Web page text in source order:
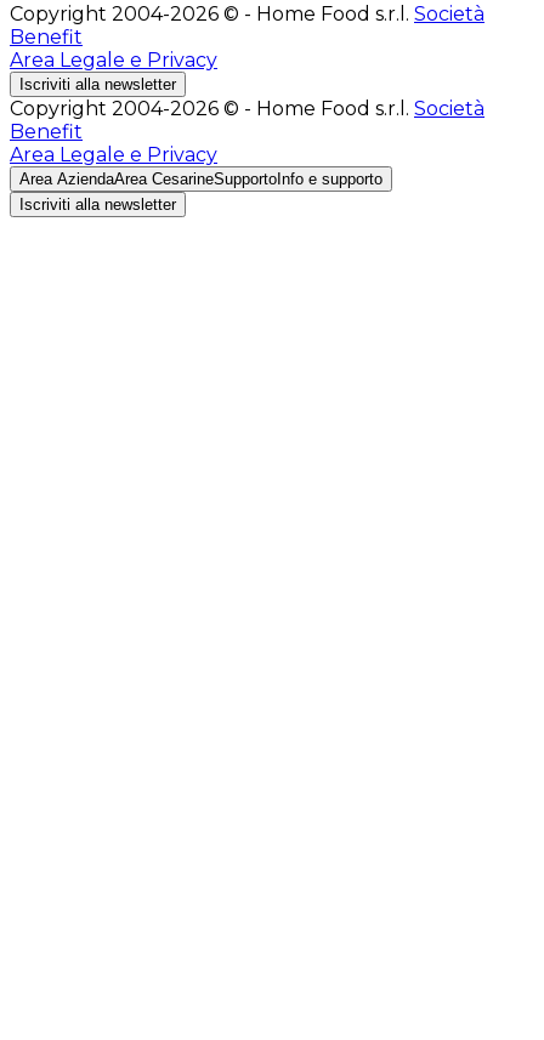
Copyright 2004-2026 © - Home Food s.r.l. Società
Benefit
Area Legale e Privacy
Iscriviti alla newsletter
Copyright 2004-2026 © - Home Food s.r.l. Società
Benefit
Area Legale e Privacy
Area AziendaArea CesarineSupporto Info e supporto
Iscriviti alla newsletter